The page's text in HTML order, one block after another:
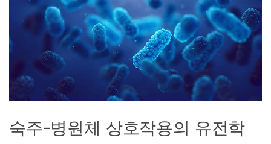
숙주-병원체 상호작용의 유전학